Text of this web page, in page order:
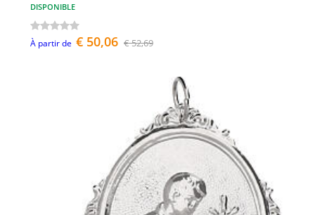
DISPONIBLE
À partir de € 50,06 € 52,69